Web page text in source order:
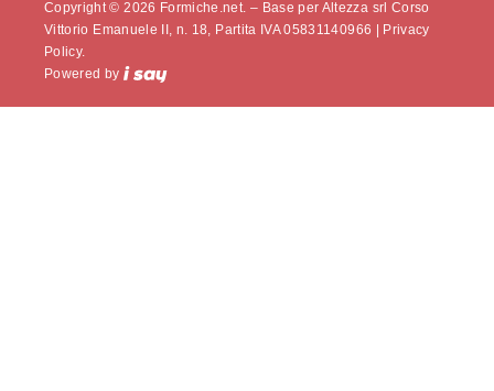
Copyright © 2026 Formiche.net. – Base per Altezza srl Corso
Vittorio Emanuele II, n. 18, Partita IVA 05831140966 |
Privacy
Policy.
Powered by